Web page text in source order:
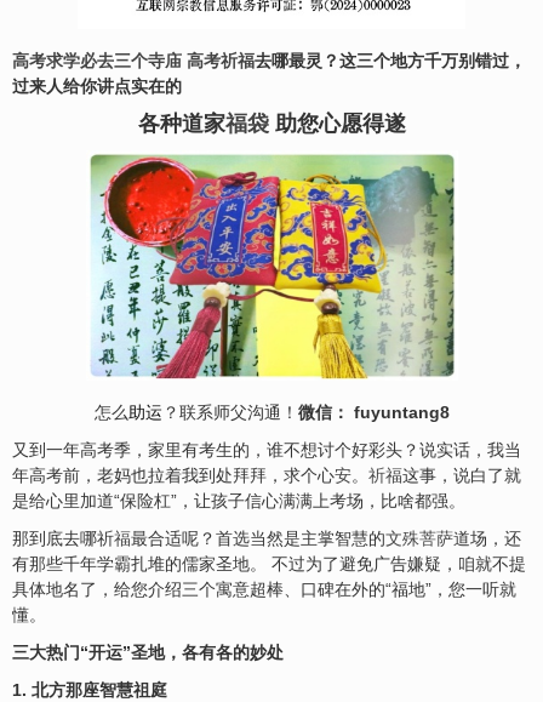
高考求学必去三个寺庙 高考祈福去哪最灵？这三个地方千万别错过，
过来人给你讲点实在的
各种道家福袋助您心愿得遂
怎么助运 ？联系师父沟通！ 微信： fuyuntang8
又到一年高考季，家里有考生的，谁不想讨个好彩头？说实话，我当
年高考前，老妈也拉着我到处拜拜，求个心安。 祈福这事，说白了就
是给心里加道“保险杠”，让孩子信心满满上考场，比啥都强。
那到底去哪祈福最合适呢？首选当然是主掌智慧的文殊菩萨道场，还
有那些千年学霸扎堆的儒家圣地。 不过为了避免广告嫌疑，咱就不提
具体地名了，给您介绍三个寓意超棒、口碑在外的“福地”，您一听就
懂。
三大热门“开运”圣地，各有各的妙处
1. 北方那座智慧祖庭